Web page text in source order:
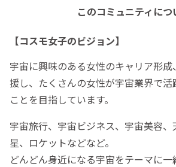
このコミュニティにつ
【コスモ女子のビジョン】
宇宙に興味のある女性のキャリア形
援し、たくさんの女性が宇宙業界で
ことを目指しています。
宇宙旅行、宇宙ビジネス、宇宙美容
星、ロケットなどなど。
どんどん身近になる宇宙をテーマに一